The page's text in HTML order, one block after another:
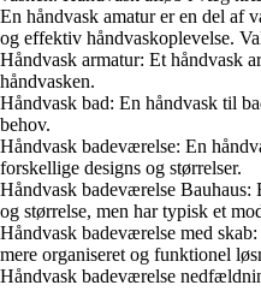
En håndvask amatur er en del af
og effektiv håndvaskoplevelse.
Håndvask armatur: Et håndvask
håndvasken.
Håndvask bad: En håndvask til
behov.
Håndvask badeværelse: En
forskellige designs og størrelser.
Håndvask badeværelse Bauhaus:
og størrelse, men har typisk et
Håndvask badeværelse med
mere organiseret og funktionel
Håndvask badeværelse